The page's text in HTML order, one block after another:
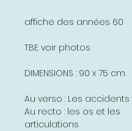
affiche des années 60
TBE voir photos
DIMENSIONS : 90 x 75 cm
Au verso : Les accidents
Au recto : les os et les
articulations